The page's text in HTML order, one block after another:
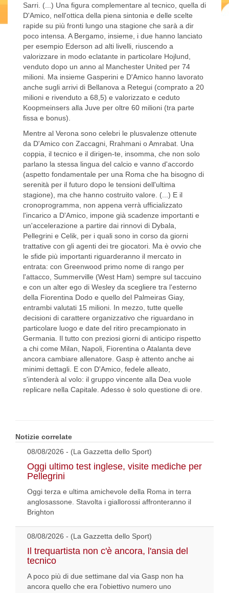
Sarri. (...) Una figura complementare al tecnico, quella di
D'Amico, nell'ottica della piena sintonia e delle scelte
rapide su più fronti lungo una stagione che sarà a dir
poco intensa. A Bergamo, insieme, i due hanno lanciato
per esempio Ederson ad alti livelli, riuscendo a
valorizzare in modo eclatante in particolare Hojlund,
venduto dopo un anno al Manchester United per 74
milioni. Ma insieme Gasperini e D'Amico hanno lavorato
anche sugli arrivi di Bellanova a Retegui (comprato a 20
milioni e rivenduto a 68,5) e valorizzato e ceduto
Koopmeinsers alla Juve per oltre 60 milioni (tra parte
fissa e bonus).
Mentre al Verona sono celebri le plusvalenze ottenute
da D'Amico con Zaccagni, Rrahmani o Amrabat. Una
coppia, il tecnico e il dirigen-te, insomma, che non solo
parlano la stessa lingua del calcio e vanno d'accordo
(aspetto fondamentale per una Roma che ha bisogno di
serenità per il futuro dopo le tensioni dell'ultima
stagione), ma che hanno costruito valore. (...) E il
cronoprogramma, non appena verrà ufficializzato
l'incarico a D'Amico, impone già scadenze importanti e
un'accelerazione a partire dai rinnovi di Dybala,
Pellegrini e Celik, per i quali sono in corso da giorni
trattative con gli agenti dei tre giocatori. Ma è ovvio che
le sfide più importanti riguarderanno il mercato in
entrata: con Greenwood primo nome di rango per
l'attacco, Summerville (West Ham) sempre sul taccuino
e con un alter ego di Wesley da scegliere tra l'esterno
della Fiorentina Dodo e quello del Palmeiras Giay,
entrambi valutati 15 milioni. In mezzo, tutte quelle
decisioni di carattere organizzativo che riguardano in
particolare luogo e date del ritiro precampionato in
Germania. Il tutto con preziosi giorni di anticipo rispetto
a chi come Milan, Napoli, Fiorentina o Atalanta deve
ancora cambiare allenatore. Gasp è attento anche ai
minimi dettagli. E con D'Amico, fedele alleato,
s'intenderà al volo: il gruppo vincente alla Dea vuole
replicare nella Capitale. Adesso è solo questione di ore.
Notizie correlate
08/08/2026 - (La Gazzetta dello Sport)
Oggi ultimo test inglese, visite mediche per
Pellegrini
Oggi terza e ultima amichevole della Roma in terra
anglosassone. Stavolta i giallorossi affronteranno il
Brighton
08/08/2026 - (La Gazzetta dello Sport)
Il trequartista non c'è ancora, l'ansia del
tecnico
A poco più di due settimane dal via Gasp non ha
ancora quello che era l'obiettivo numero uno